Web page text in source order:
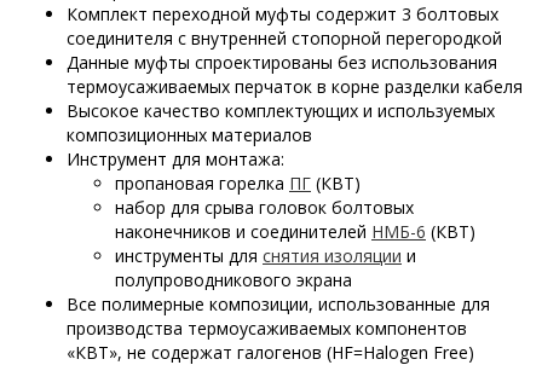
Комплект переходной муфты содержит 3 болтовых
соединителя с внутренней стопорной перегородкой
Данные муфты спроектированы без использования
термоусаживаемых перчаток в корне разделки кабеля
Высокое качество комплектующих и используемых
композиционных материалов
Инструмент для монтажа:
пропановая горелка ПГ (КВТ)
набор для срыва головок болтовых
наконечников и соединителей НМБ-6 (КВТ)
инструменты для снятия изоляции и
полупроводникового экрана
Все полимерные композиции, использованные для
производства термоусаживаемых компонентов
«КВТ», не содержат галогенов (HF=Halogen Free)